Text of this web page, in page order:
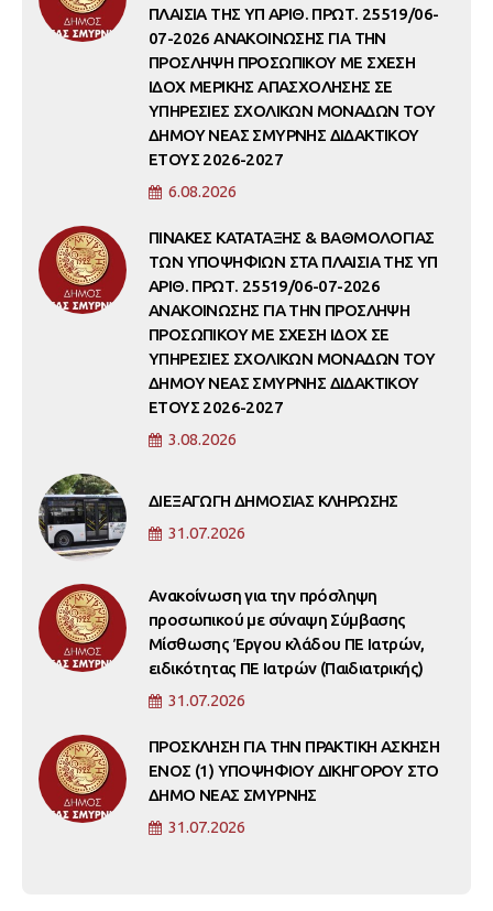
ΠΛΑΙΣΙΑ ΤΗΣ ΥΠ ΑΡΙΘ. ΠΡΩΤ. 25519/06-
07-2026 ΑΝΑΚΟΙΝΩΣΗΣ ΓΙΑ ΤΗΝ
ΠΡΟΣΛΗΨΗ ΠΡΟΣΩΠΙΚΟΥ ΜΕ ΣΧΕΣΗ
ΙΔΟΧ ΜΕΡΙΚΗΣ ΑΠΑΣΧΟΛΗΣΗΣ ΣΕ
ΥΠΗΡΕΣΙΕΣ ΣΧΟΛΙΚΩΝ ΜΟΝΑΔΩΝ ΤΟΥ
ΔΗΜΟΥ ΝΕΑΣ ΣΜΥΡΝΗΣ ΔΙΔΑΚΤΙΚΟΥ
ΕΤΟΥΣ 2026-2027
6.08.2026
ΠΙΝΑΚΕΣ ΚΑΤΑΤΑΞΗΣ & ΒΑΘΜΟΛΟΓΙΑΣ
ΤΩΝ ΥΠΟΨΗΦΙΩΝ ΣΤΑ ΠΛΑΙΣΙΑ ΤΗΣ ΥΠ
ΑΡΙΘ. ΠΡΩΤ. 25519/06-07-2026
ΑΝΑΚΟΙΝΩΣΗΣ ΓΙΑ ΤΗΝ ΠΡΟΣΛΗΨΗ
ΠΡΟΣΩΠΙΚΟΥ ΜΕ ΣΧΕΣΗ ΙΔΟΧ ΣΕ
ΥΠΗΡΕΣΙΕΣ ΣΧΟΛΙΚΩΝ ΜΟΝΑΔΩΝ ΤΟΥ
ΔΗΜΟΥ ΝΕΑΣ ΣΜΥΡΝΗΣ ΔΙΔΑΚΤΙΚΟΥ
ΕΤΟΥΣ 2026-2027
3.08.2026
ΔΙΕΞΑΓΩΓΗ ΔΗΜΟΣΙΑΣ ΚΛΗΡΩΣΗΣ
31.07.2026
Ανακοίνωση για την πρόσληψη
προσωπικού με σύναψη Σύμβασης
Μίσθωσης Έργου κλάδου ΠΕ Ιατρών,
ειδικότητας ΠΕ Ιατρών (Παιδιατρικής)
31.07.2026
ΠΡΟΣΚΛΗΣΗ ΓΙΑ ΤΗΝ ΠΡΑΚΤΙΚΗ ΑΣΚΗΣΗ
ΕΝΟΣ (1) ΥΠΟΨΗΦΙΟΥ ΔΙΚΗΓΟΡΟΥ ΣΤΟ
ΔΗΜΟ ΝΕΑΣ ΣΜΥΡΝΗΣ
31.07.2026